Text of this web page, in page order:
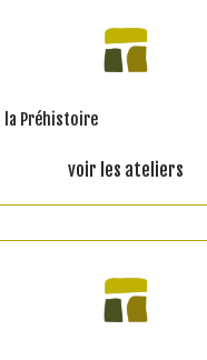
la Préhistoire
voir les ateliers